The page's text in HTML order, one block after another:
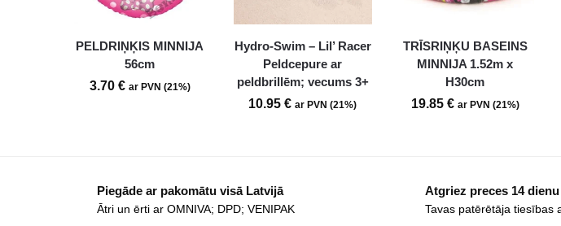
PELDRIŅĶIS MINNIJA
56cm
3.70 € ar PVN (21%)
Hydro-Swim – Lil’ Racer
Peldcepure ar
peldbrillēm; vecums 3+
10.95€ ar PVN (21%)
TRĪSRIŅĶU BASEINS
MINNIJA 1.52m x
H30cm
19.85 € ar PVN (21%)
Piegāde ar pakomātu visā Latvijā
Ātri un ērti ar OMNIVA; DPD; VENIPAK
Atgriez preces 14
Tavas patērētāja tiesības